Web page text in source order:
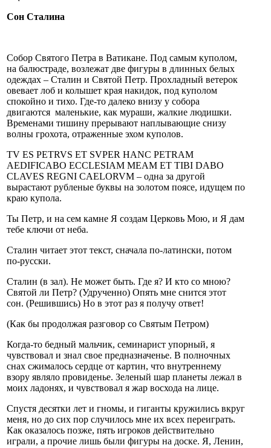
Сон Сталина
Собор Святого Петра в Ватикане. Под самым куполом,
на балюстраде, возлежат две фигуры в длинных белых
одеждах – Сталин и Святой Петр. Прохладный ветерок
овевает лоб и колышет края накидок, под куполом
спокойно и тихо. Где-то далеко внизу у собора
двигаются маленькие, как мураши, жалкие людишки.
Временами тишину прерывают наплывающие снизу
волны грохота, отраженные эхом куполов.
TV ES PETRVS ET SVPER HANC PETRAM
AEDIFICABO ECCLESIAM MEAM ET TIBI DABO
CLAVES REGNI CAELORVM – одна за другой
вырастают рубленые буквы на золотом поясе, идущем по
краю купола.
Ты Петр, и на сем камне Я создам Церковь Мою, и Я дам
тебе ключи от неба.
Сталин читает этот текст, сначала по-латински, потом
по-русски.
Сталин (в зал). Не может быть. Где я? И кто со мною?
Святой ли Петр? (Удрученно) Опять мне снится этот
сон. (Решившись) Но в этот раз я получу ответ!
(Как бы продолжая разговор со Святым Петром)
Когда-то бедный мальчик, семинарист упорный, я
чувствовал и знал свое предназначенье. В полночных
снах сжималось сердце от картин, что внутреннему
взору являло провиденье. Зеленый шар планеты лежал в
моих ладонях, и чувствовал я жар восхода на лице.
Спустя десятки лет и гномы, и гиганты кружились вкруг
меня, но до сих пор случилось мне их всех переиграть.
Как оказалось позже, пять игроков действительно
играли, а прочие лишь были фигуры на доске. Я, Ленин,